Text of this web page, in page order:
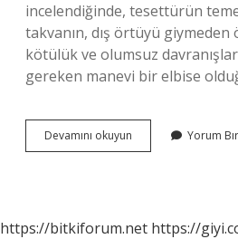
incelendiğinde, tesettürün
takvanın, dış örtüyü
kötülük ve olumsuz
gereken manevi bir elbise
Devamını okuyun Tesettur
Ayeti
Yorum
https://bitkiforum.net https://